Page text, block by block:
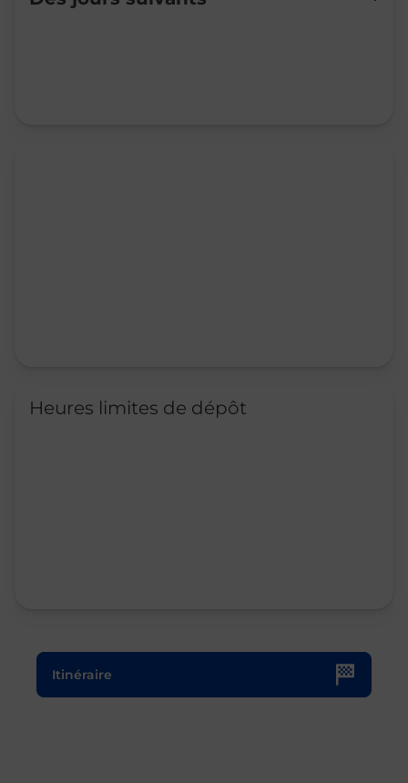
Heures limites de dépôt
Itinéraire
Le lien s'ouvre dans un nouvel onglet